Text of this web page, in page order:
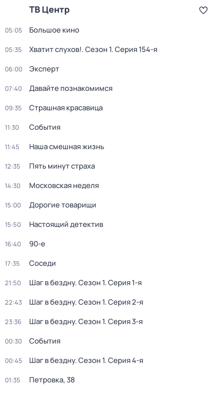
ТВ Центр
05:05 Большое кино
05:35 Хватит слухов!. Сезон 1. Серия 154-я
06:00 Эксперт
07:40 Давайте познакомимся
09:35 Страшная красавица
11:30 События
11:45 Наша смешная жизнь
12:35 Пять минут страха
14:30 Московская неделя
15:00 Дорогие товарищи
15:50 Настоящий детектив
16:40 90-е
17:35 Соседи
21:50 Шаг в бездну. Сезон 1. Серия 1-я
22:43 Шаг в бездну. Сезон 1. Серия 2-я
23:36 Шаг в бездну. Сезон 1. Серия 3-я
00:30 События
00:45 Шаг в бездну. Сезон 1. Серия 4-я
01:35 Петровка, 38